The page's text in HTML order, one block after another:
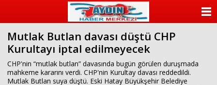
beylikdüzü
escort
bayan
beylikdüzü
escort
beylikdüzü
escort
beylikdüzü
Mutlak Butlan davası düştü CHP
Kurultayı iptal edilmeyecek
CHP'nin “mutlak butlan” davasında bugün görülen duruşmada
mahkeme kararını verdi. CHP'nin Kurultay davası reddedildi.
Mutlak Butlan suya düştü. Eski Hatay Büyükşehir Belediye
KATEGORİLER
ANKETLER